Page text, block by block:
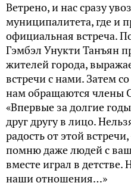
Ветрено, и нас сразу
муниципалитета, где и
официальная встреча.
Гэмбэл Унукти Танъян
жителей города,
встречи с нами. Затем
нам обращаются члены
«Впервые за долгие
друг другу в лицо.
радость от этой
помню даже людей с
вместе играл в
наши отношения…»